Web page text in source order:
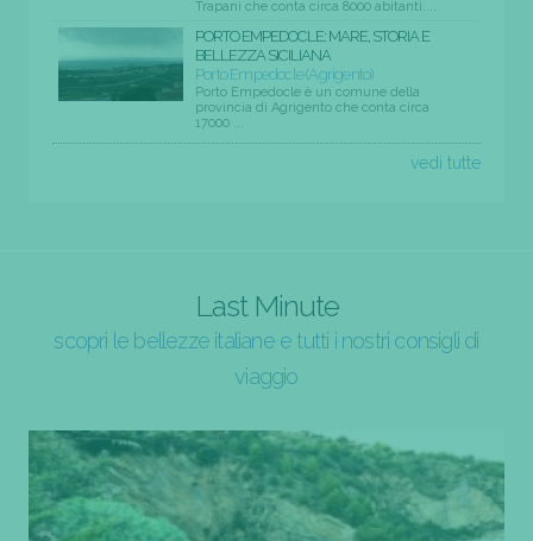
Trapani che conta circa 8000 abitanti....
PORTO EMPEDOCLE: MARE, STORIA E
BELLEZZA SICILIANA
Porto Empedocle (Agrigento)
Porto Empedocle è un comune della
provincia di Agrigento che conta circa
17000 ...
vedi tutte
Last Minute
scopri le bellezze italiane e tutti i nostri consigli di
viaggio